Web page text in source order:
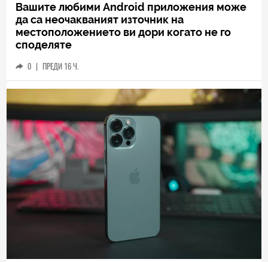
Вашите любими Android приложения може
да са неочакваният източник на
местоположението ви дори когато не го
споделяте
0 | ПРЕДИ 16 Ч.